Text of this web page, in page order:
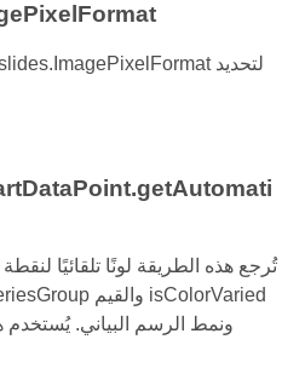
تُرجع هذه الطريقة لونًا تلقائيًا
ونمط الرسم البياني. يُستخدم